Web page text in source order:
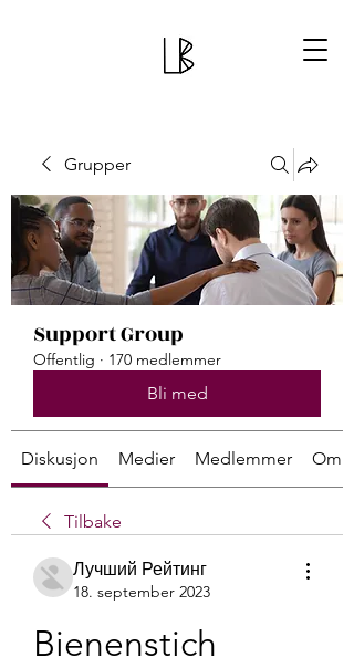
Grupper
Support Group
Offentlig · 170 medlemmer
Bli med
Diskusjon Medier Medlemmer Om
Tilbake
Лучший Рейтинг
18. september 2023
Bienenstich